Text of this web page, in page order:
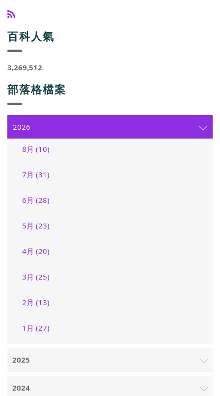
百科人氣
3,269,512
部落格檔案
2026
8月 (10)
7月 (31)
6月 (28)
5月 (23)
4月 (20)
3月 (25)
2月 (13)
1月 (27)
2025
2024